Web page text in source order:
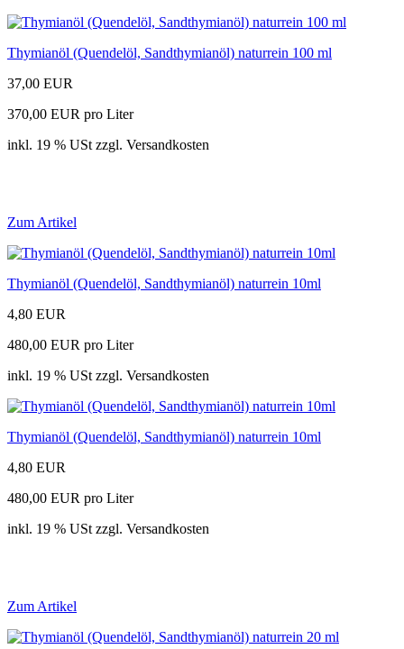
Thymianöl (Quendelöl, Sandthymianöl) naturrein 100 ml
37,00 EUR
370,00 EUR pro Liter
inkl. 19 % USt zzgl. Versandkosten
Zum Artikel
Thymianöl (Quendelöl, Sandthymianöl) naturrein 10ml
4,80 EUR
480,00 EUR pro Liter
inkl. 19 % USt zzgl. Versandkosten
Thymianöl (Quendelöl, Sandthymianöl) naturrein 10ml
4,80 EUR
480,00 EUR pro Liter
inkl. 19 % USt zzgl. Versandkosten
Zum Artikel